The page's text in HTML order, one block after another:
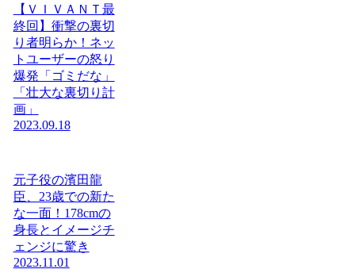
【ＶＩＶＡＮＴ最
終回】衝撃の裏切
り者明らか！ネッ
トユーザーの怒り
爆発「ゴミだな」
「壮大な裏切り計
画」
2023.09.18
元子役の濱田龍
臣、23歳での新た
な一面！178cmの
身長とイメージチ
ェンジに驚き
2023.11.01